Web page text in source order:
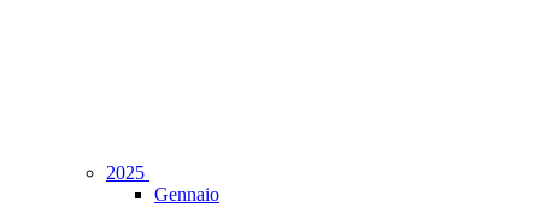
2025
Gennaio